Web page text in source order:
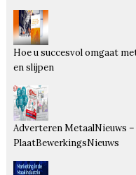
Hoe u succesvol omgaat
en slijpen
Adverteren MetaalNieuws
PlaatBewerkingsNieuws